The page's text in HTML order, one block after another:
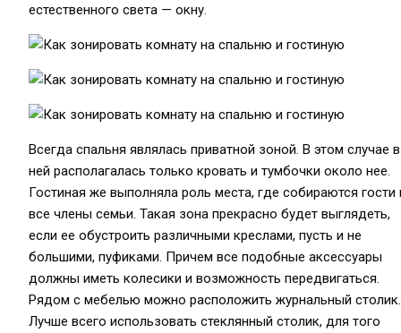
естественного света — окну.
Всегда спальня являлась приватной зоной. В этом случае в
ней располагалась только кровать и тумбочки около нее.
Гостиная же выполняла роль места, где собираются гости
все члены семьи. Такая зона прекрасно будет выглядеть,
если ее обустроить различными креслами, пусть и не
большими, пуфиками. Причем все подобные аксессуары
должны иметь колесики и возможность передвигаться.
Рядом с мебелью можно расположить журнальный столик.
Лучше всего использовать стеклянный столик, для того